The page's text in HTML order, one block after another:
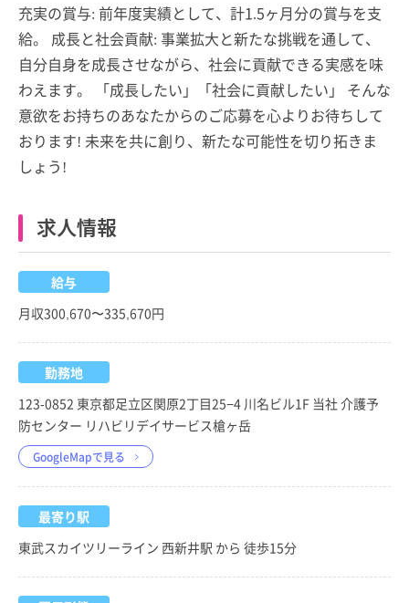
充実の賞与: 前年度実績として、計1.5ヶ月分の賞与を支
給。 成長と社会貢献: 事業拡大と新たな挑戦を通して、
自分自身を成長させながら、社会に貢献できる実感を味
わえます。 「成長したい」「社会に貢献したい」 そんな
意欲をお持ちのあなたからのご応募を心よりお待ちして
おります! 未来を共に創り、新たな可能性を切り拓きま
しょう!
求人情報
給与
月収300,670〜335,670円
勤務地
123-0852 東京都足立区関原2丁目25−4 川名ビル1F 当社 介護予
防センター リハビリデイサービス槍ヶ岳
GoogleMapで見る
最寄り駅
東武スカイツリーライン 西新井駅 から 徒歩15分